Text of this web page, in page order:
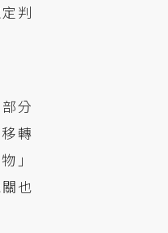
判
分
轉
」
也